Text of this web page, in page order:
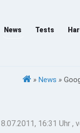
News Tests
» News »
16:31 Uhr ,